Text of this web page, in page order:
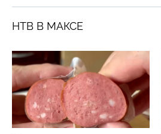
НТВ В МАКСЕ